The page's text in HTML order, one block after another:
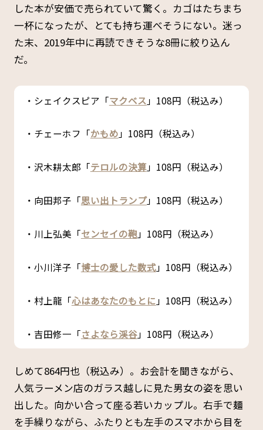
した本が安価で売られていて驚く。カゴはたちまち
一杯になったが、とても持ち運べそうにない。迷っ
た末、2019年中に再読できそうな8冊に絞り込ん
だ。
・シェイクスピア「マクベス 」108円（税込み）
・チェーホフ「かもめ 」108円（税込み）
・沢木耕太郎「テロルの決算」108円（税込み）
・向田邦子「思い出トランプ」108円（税込み）
・川上弘美「センセイの鞄」108円（税込み）
・小川洋子「博士の愛した数式」108円（税込み）
・村上龍「心はあなたのもとに 」108円（税込み）
・吉田修一「さよなら渓谷」108円（税込み）
しめて864円也（税込み）。お会計を聞きながら、
人気ラーメン店のガラス越しに見た男女の姿を思い
出した。向かい合って座る若いカップル。右手で麺
を手繰りながら、ふたりとも左手のスマホから目を